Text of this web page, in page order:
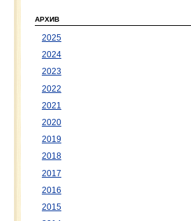
АРХИВ
2025
2024
2023
2022
2021
2020
2019
2018
2017
2016
2015